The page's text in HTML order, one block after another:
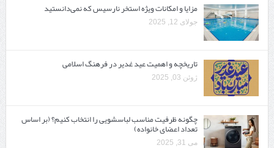
مزایا و امکانات ویژه استخر نارسیس که نمی‌دانستید
جولای 12, 2025
تاریخچه و اهمیت عید غدیر در فرهنگ اسلامی
ژوئن 03, 2025
چگونه ظرفیت مناسب لباسشویی را انتخاب کنیم؟ (بر اساس
تعداد اعضای خانواده)
می 31, 2025